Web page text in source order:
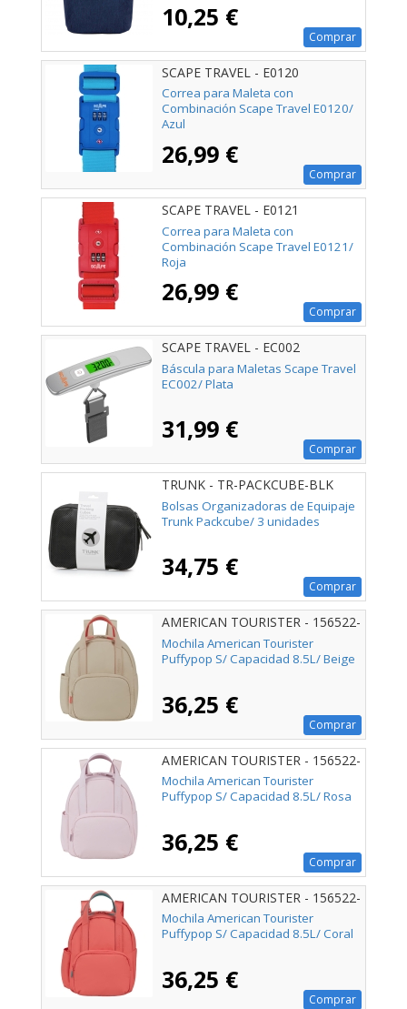
10,25 €
Comprar
SCAPE TRAVEL - E0120
Correa para Maleta con
Combinación Scape Travel E0120/
Azul
26,99 €
Comprar
SCAPE TRAVEL - E0121
Correa para Maleta con
Combinación Scape Travel E0121/
Roja
26,99 €
Comprar
SCAPE TRAVEL - EC002
Báscula para Maletas Scape Travel
EC002/ Plata
31,99 €
Comprar
TRUNK - TR-PACKCUBE-BLK
Bolsas Organizadoras de Equipaje
Trunk Packcube/ 3 unidades
34,75 €
Comprar
AMERICAN TOURISTER - 156522-
1030
Mochila American Tourister
Puffypop S/ Capacidad 8.5L/ Beige
36,25 €
Comprar
AMERICAN TOURISTER - 156522-
1694
Mochila American Tourister
Puffypop S/ Capacidad 8.5L/ Rosa
36,25 €
Comprar
AMERICAN TOURISTER - 156522-
A683
Mochila American Tourister
Puffypop S/ Capacidad 8.5L/ Coral
36,25 €
Comprar